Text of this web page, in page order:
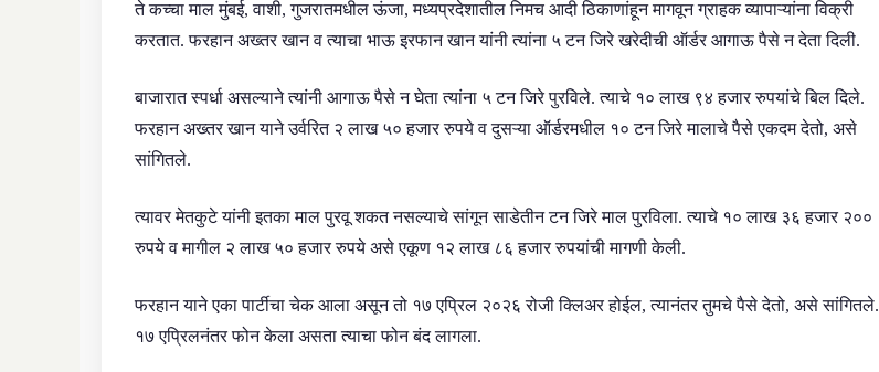
ते कच्चा माल मुंबई, वाशी, गुजरातमधील ऊंजा, मध्यप्रदेशातील निमच आदी ठिकाणांहून मागवून ग्राहक व्यापाऱ्यांना विक्री
करतात. फरहान अख्तर खान व त्याचा भाऊ इरफान खान यांनी त्यांना ५ टन जिरे खरेदीची ऑर्डर आगाऊ पैसे न देता दिली.
बाजारात स्पर्धा असल्याने त्यांनी आगाऊ पैसे न घेता त्यांना ५ टन जिरे पुरविले. त्याचे १० लाख ९४ हजार रुपयांचे बिल दिले.
फरहान अख्तर खान याने उर्वरित २ लाख ५० हजार रुपये व दुसऱ्या ऑर्डरमधील १० टन जिरे मालाचे पैसे एकदम देतो, असे
सांगितले.
त्यावर मेतकुटे यांनी इतका माल पुरवू शकत नसल्याचे सांगून साडेतीन टन जिरे माल पुरविला. त्याचे १० लाख ३६ हजार २००
रुपये व मागील २ लाख ५० हजार रुपये असे एकूण १२ लाख ८६ हजार रुपयांची मागणी केली.
फरहान याने एका पार्टीचा चेक आला असून तो १७ एप्रिल २०२६ रोजी क्लिअर होईल, त्यानंतर तुमचे पैसे देतो, असे सांगितले.
१७ एप्रिलनंतर फोन केला असता त्याचा फोन बंद लागला.